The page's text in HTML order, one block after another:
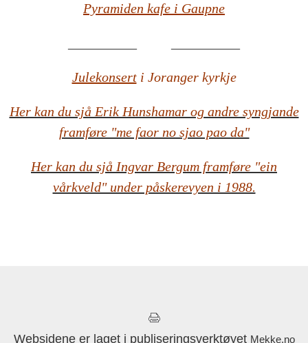
Pyramiden kafe i Gaupne
Julekonserti Joranger kyrkje
Her kan du sjå Erik Hunshamar og andre syngjande
framføre "me faor no sjao pao da"
Her kan du sjå Ingvar Bergum framføre "ein
vårkveld" under påskerevyen i 1988.
Websidene er laget i publiseringsverktøyet Mekke.no